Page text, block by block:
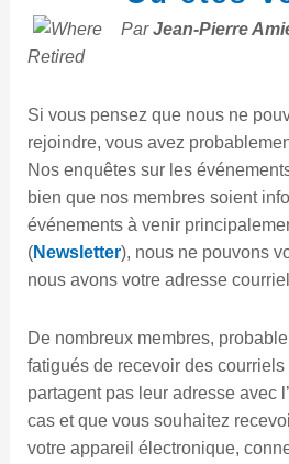
ParJean-Pierre
Retired
Si vous pensez que nous ne
rejoindre, vous avez
Nos enquêtes sur les
bien que nos membres soient
événements à venir
(Newsletter), nous ne pouvons
nous avons votre adresse
De nombreux membres,
fatigués de recevoir des
partagent pas leur adresse avec
cas et que vous souhaitez
votre appareil électronique,